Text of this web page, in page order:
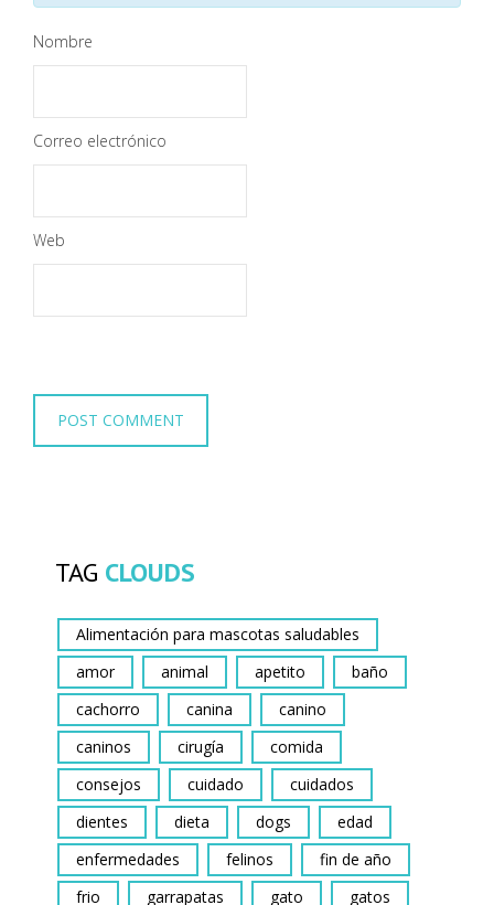
Nombre
Correo electrónico
Web
TAG CLOUDS
Alimentación para mascotas saludables
amor
animal apetito
baño
cachorro
canina
canino
caninos
cirugía
comida
consejos
cuidado
cuidados
dientes
dieta dogs
edad
enfermedades
felinos
fin de año
frio
garrapatas gato
gatos